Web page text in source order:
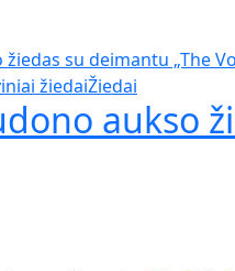
žiedaiŽiedai
aukso